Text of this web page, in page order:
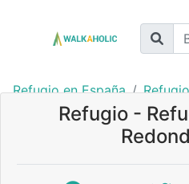
Refugio en España
Refugio -